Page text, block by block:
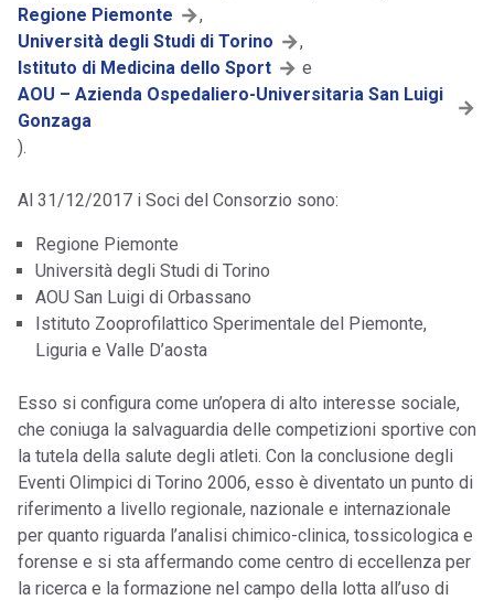
Regione Piemonte
,
Università degli Studi di Torino
,
Istituto di Medicina dello Sport
e
AOU – Azienda Ospedaliero-Universitaria San Luigi
Gonzaga
).
Al 31/12/2017 i Soci del Consorzio sono:
Regione Piemonte
Università degli Studi di Torino
AOU San Luigi di Orbassano
Istituto Zooprofilattico Sperimentale del Piemonte,
Liguria e Valle D’aosta
Esso si configura come un’opera di alto interesse sociale,
che coniuga la salvaguardia delle competizioni sportive con
la tutela della salute degli atleti. Con la conclusione degli
Eventi Olimpici di Torino 2006, esso è diventato un punto di
riferimento a livello regionale, nazionale e internazionale
per quanto riguarda l’analisi chimico-clinica, tossicologica e
forense e si sta affermando come centro di eccellenza per
la ricerca e la formazione nel campo della lotta all’uso di